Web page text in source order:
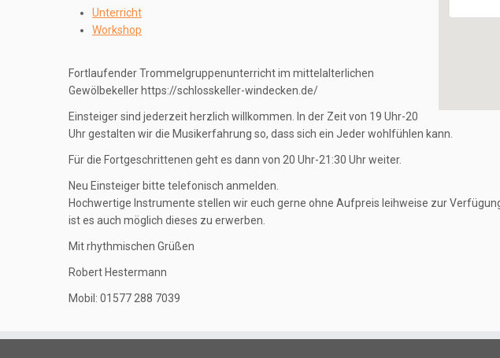
Unterricht
Workshop
Fortlaufender Trommelgruppenunterricht im mittelalterlichen
Gewölbekeller https://schlosskeller-windecken.de/
Einsteiger sind jederzeit herzlich willkommen. In der Zeit von 19 Uhr-20
Uhr gestalten wir die Musikerfahrung so, dass sich ein Jeder wohlfühlen kann.
Für die Fortgeschrittenen geht es dann von 20 Uhr-21:30 Uhr weiter.
Neu Einsteiger bitte telefonisch anmelden.
Hochwertige Instrumente stellen wir euch gerne ohne Aufpreis leihweise zur
ist es auch möglich dieses zu erwerben.
Mit rhythmischen Grüßen
Robert Hestermann
Mobil: 01577 288 7039